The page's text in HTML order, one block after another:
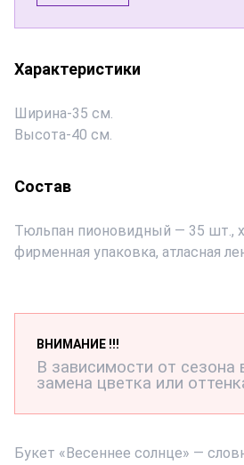
Характеристики
Ширина-35 см.
Высота-40 см.
Состав
Тюльпан пионовидный — 35 шт.,
фирменная упаковка, атласная
ВНИМАНИЕ !!!
В зависимости от сезона
замена цветка или
Букет «Весеннее солнце» —